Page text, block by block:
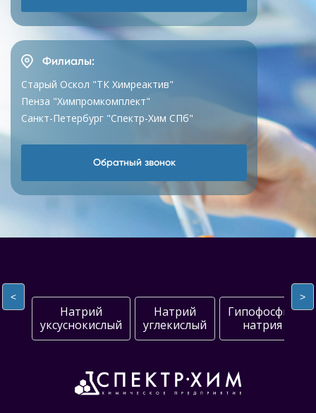
Филиалы:
Старый Оскол "ТК Химреактив"
Пенза "Химпромкомплект"
Санкт-Петербург "Спектр-Хим СПб"
Обратный звонок
<
Натрий
уксуснокислый
Натрий
углекислый
Гипофосфит
натрия
>